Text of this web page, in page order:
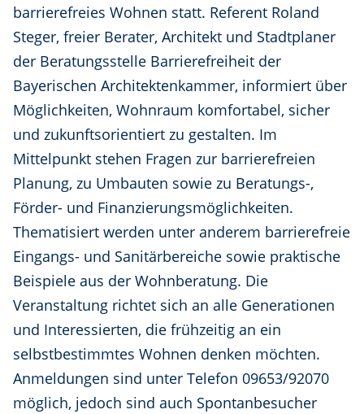
barrierefreies Wohnen statt. Referent Roland
Steger, freier Berater, Architekt und Stadtplaner
der Beratungsstelle Barrierefreiheit der
Bayerischen Architektenkammer, informiert über
Möglichkeiten, Wohnraum komfortabel, sicher
und zukunftsorientiert zu gestalten. Im
Mittelpunkt stehen Fragen zur barrierefreien
Planung, zu Umbauten sowie zu Beratungs-,
Förder- und Finanzierungsmöglichkeiten.
Thematisiert werden unter anderem barrierefreie
Eingangs- und Sanitärbereiche sowie praktische
Beispiele aus der Wohnberatung. Die
Veranstaltung richtet sich an alle Generationen
und Interessierten, die frühzeitig an ein
selbstbestimmtes Wohnen denken möchten.
Anmeldungen sind unter Telefon 09653/92070
möglich, jedoch sind auch Spontanbesucher